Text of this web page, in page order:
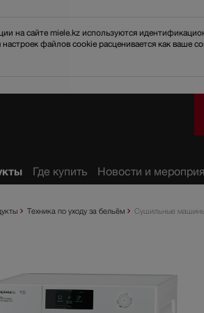
на сайте miele.kz используются
настроек файлов cookie расценивается как ваше
Техника по уходу за бельём Сушильные
Где купить Новости и